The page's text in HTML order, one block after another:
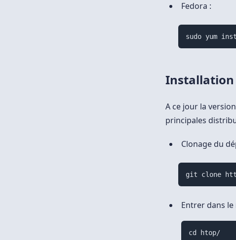
Fedora :
sudo yum
Installation
A ce jour la
principales
Clonage du
git clone
Entrer dans
cd htop/